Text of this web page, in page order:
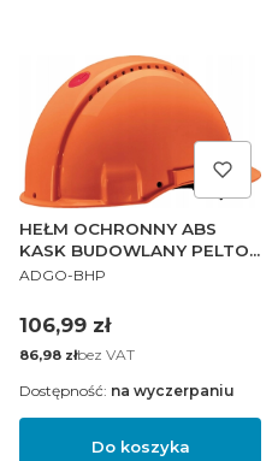
HEŁM OCHRONNY ABS
KASK BUDOWLANY PELTOR
POMARAŃCZ
PRODUCENT
ADGO-BHP
Cena
106,99 zł
Cena
86,98 złbez VAT
Do koszyka
Dostępność: na wyczerpaniu